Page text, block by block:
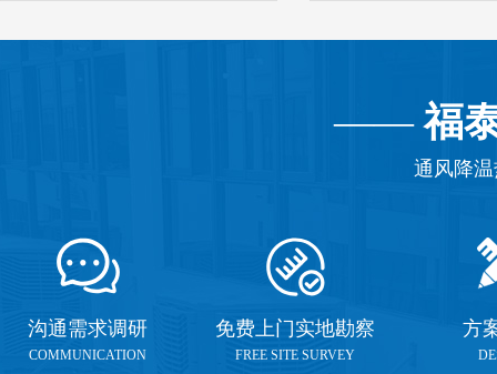
——福
通风降
沟通需求调研
COMMUNICATION
免费上门实地勘察
FREE SITE SURVEY
方